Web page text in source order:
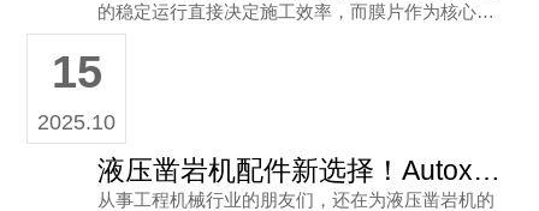
的稳定运行直接决定施工效率，而膜片作为核心密
封配件，其品质与适配性更是关键。很多工程人在
设备维护时都会遇到膜片选型难
15
2025.10
液压凿岩机配件新选择！Autox皮碗3115 1926-02（52x106）了解一下
从事工程机械行业的朋友们，还在为液压凿岩机的